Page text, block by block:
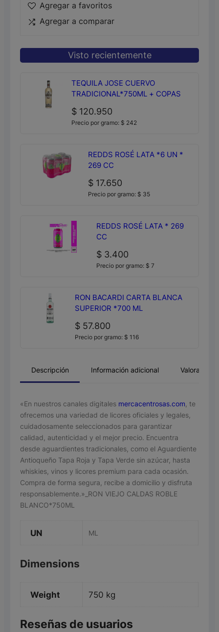
Agregar a favoritos
Agregar a comparar
Visto recientemente
TEQUILA JOSE CUERVO
TRADICIONAL*750ML + COPAS
$ 120.950
Precio por gramo: $ 242
REDDS ROSÉ LATA *6 UN *
269 CC
$ 17.650
Precio por gramo: $ 35
REDDS ROSÉ LATA * 269
CC
$ 3.400
Precio por gramo: $ 7
RON BACARDI CARTA BLANCA
SUPERIOR *700 ML
$57.800
Precio por gramo: $ 116
Descripción Información adicional
«En nuestros canales digitales mercacentrosas.com , te
ofrecemos una variedad de licores oficiales y legales,
cuidadosamente seleccionados para garantizar
calidad, autenticidad y el mejor precio. Encuentra
desde aguardientes tradicionales, como el Aguardiente
Antioqueño Tapa Roja y Tapa Verde sin azúcar, hasta
whiskies, vinos y licores premium para cada ocasión.
Compra de forma segura, recibe a domicilio y disfruta
responsablemente.»_RON VIEJO CALDAS ROBLE
BLANCO*750ML
UN ML
Dimensions
Weight 750 kg
Reseñas de usuarios